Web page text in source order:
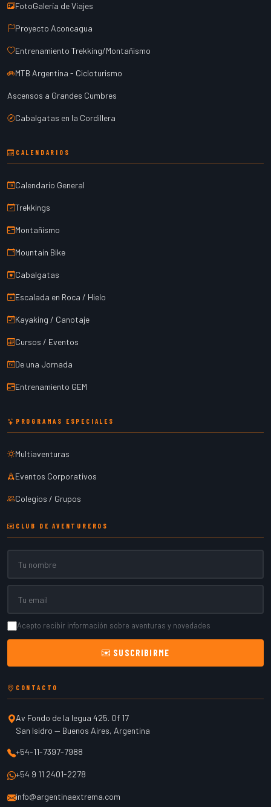
FotoGalería de Viajes
Proyecto Aconcagua
Entrenamiento Trekking/Montañismo
MTB Argentina - Cicloturismo
Ascensos a Grandes Cumbres
Cabalgatas en la Cordillera
CALENDARIOS
Calendario General
Trekkings
Montañismo
Mountain Bike
Cabalgatas
Escalada en Roca / Hielo
Kayaking / Canotaje
Cursos / Eventos
De una Jornada
Entrenamiento GEM
PROGRAMAS ESPECIALES
Multiaventuras
Eventos Corporativos
Colegios / Grupos
CLUB DE AVENTUREROS
Acepto recibir información sobre aventuras y novedades
SUSCRIBIRME
CONTACTO
Av Fondo de la legua 425. Of 17
San Isidro — Buenos Aires, Argentina
+54-11-7397-7988
+54 9 11 2401-2278
info@argentinaextrema.com